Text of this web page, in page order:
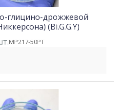
глицино-дрожжевой
(Bi.G.G.Y)
MP217-50PT